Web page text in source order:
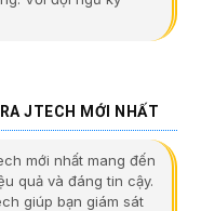
JTECH MỚI NHẤT
mới nhất mang đến
quả và đáng tin cậy.
giúp bạn giám sát